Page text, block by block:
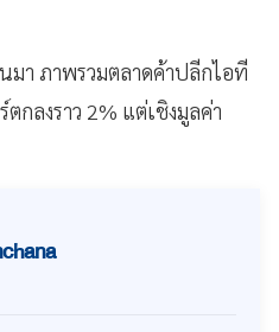
มา ภาพรวมตลาดค้าปลีกไอที
กลงราว 2% แต่เชิงมูลค่า